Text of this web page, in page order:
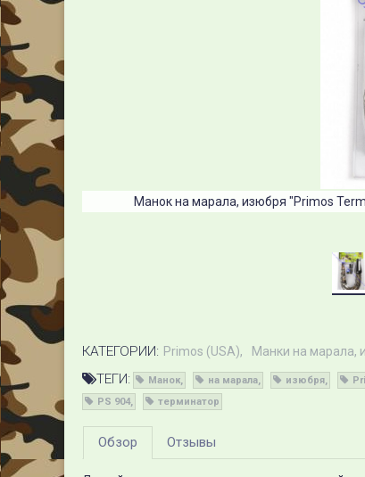
Манок на марала, изюбря "Primos
КАТЕГОРИИ: Primos (USA) Манки на марала,
ТЕГИ: Манок на марала изюбря
PS 904
терминатор
Обзор Отзывы